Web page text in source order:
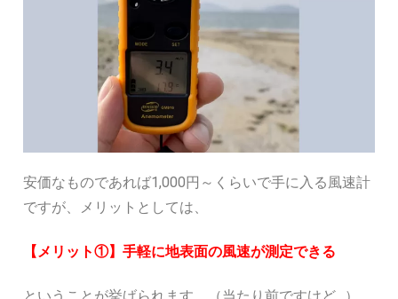
安価なものであれば1,000円～くらいで手に入る風速計
ですが、メリットとしては、
【メリット①】手軽に地表面の風速が測定できる